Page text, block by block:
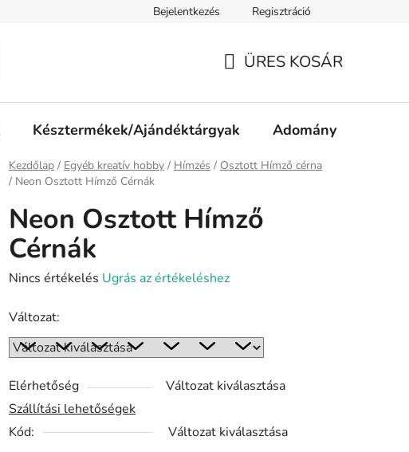
Jogi nyilatkozat Impresszum
Bejelentkezés Regisztráció
ÜRES KOSÁR
Késztermékek/Ajándéktárgyak Adomány
Kezdőlap / Egyéb kreatív hobby / Hímzés / Osztott Hímző cérna
/ Neon Osztott Hímző Cérnák
Neon Osztott Hímző
Cérnák
A
átlagos
értékelése
5-
ből
0,0
csillag.
Nincs értékelés Ugrás az értékeléshez
Változat:
Elérhetőség
Változat kiválasztása
Szállítási lehetőségek
Kód:
Változat kiválasztása